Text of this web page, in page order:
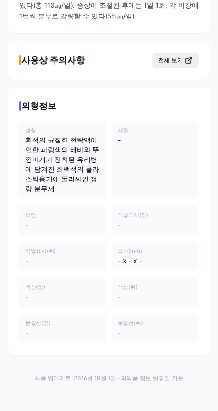
있다(총 110㎍/일). 증상이 조절된 후에는 1일 1회, 각 비강에
1번씩 분무로 감량할 수 있다(55㎍/일).
사용상 주의사항 전체 보기
외형정보
성상
흰색의 균질한 현탁액이
연한 파랑색의 레바와 뚜
껑마개가 장착된 유리병
에 담겨진 회백색의 플라
스틱용기에 둘러싸인 정
량 분무제
제형
-
모양
-
식별표시(앞)
-
식별표시(뒤)
-
크기(mm)
- x - x -
색상(앞)
-
색상(뒤)
-
분할선(앞)
-
분할선(뒤)
-
최종 업데이트: 2016년 10월 1일 · 의약품 정보 변경일 기준